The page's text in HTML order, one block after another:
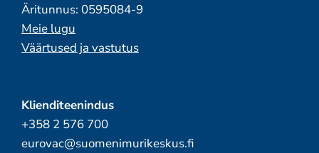
Äritunnus: 0595084-9
Meie lugu
Väärtused ja vastutus
Klienditeenindus
+358 2 576 700
eurovac@suomenimurikeskus.fi